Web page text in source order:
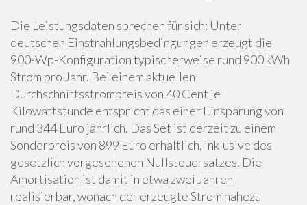
Die Leistungsdaten sprechen für sich: Unter
deutschen Einstrahlungsbedingungen erzeugt die
900-Wp-Konfiguration typischerweise rund 900 kWh
Strom pro Jahr. Bei einem aktuellen
Durchschnittsstrompreis von 40 Cent je
Kilowattstunde entspricht das einer Einsparung von
rund 344 Euro jährlich. Das Set ist derzeit zu einem
Sonderpreis von 899 Euro erhältlich, inklusive des
gesetzlich vorgesehenen Nullsteuersatzes. Die
Amortisation ist damit in etwa zwei Jahren
realisierbar, wonach der erzeugte Strom nahezu